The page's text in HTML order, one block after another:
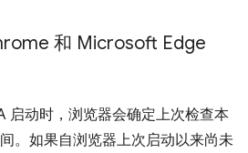
和 Microsoft Edge
启动时，浏览器会确定上次检查本
。如果自浏览器上次启动以来尚未